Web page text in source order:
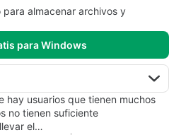
para almacenar archivos y
para Windows
hay usuarios que tienen muchos
no tienen suficiente
el…